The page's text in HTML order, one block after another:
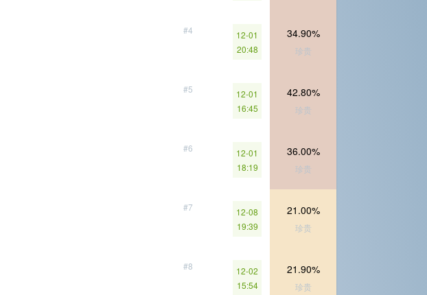
#4
12-01
20:48
34.90%
珍贵
#5
12-01
16:45
42.80%
珍贵
#6
12-01
18:19
36.00%
珍贵
#7
12-08
19:39
21.00%
珍贵
#8
12-02
15:54
21.90%
珍贵